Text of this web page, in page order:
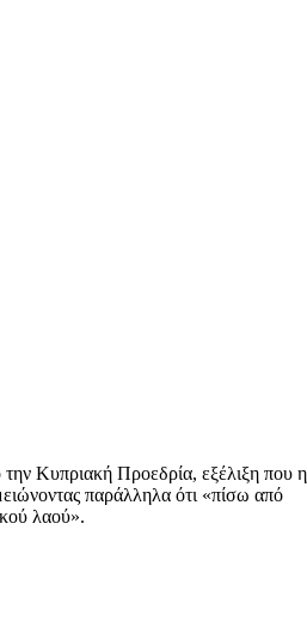
Κυπριακή Προεδρία, εξέλιξη που η
παράλληλα ότι «πίσω από
λαού».